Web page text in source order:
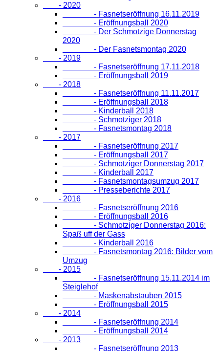
- 2020
- Fasnetseröffnung 16.11.2019
- Eröffnungsball 2020
- Der Schmotzige Donnerstag
2020
- Der Fasnetsmontag 2020
- 2019
- Fasnetseröffnung 17.11.2018
- Eröffnungsball 2019
- 2018
- Fasnetseröffnung 11.11.2017
- Eröffnungsball 2018
- Kinderball 2018
- Schmotziger 2018
- Fasnetsmontag 2018
- 2017
- Fasnetseröffnung 2017
- Eröffnungsball 2017
- Schmotziger Donnerstag 2017
- Kinderball 2017
- Fasnetsmontagsumzug 2017
- Presseberichte 2017
- 2016
- Fasnetseröffnung 2016
- Eröffnungsball 2016
- Schmotziger Donnerstag 2016:
Spaß uff der Gass
- Kinderball 2016
- Fasnetsmontag 2016: Bilder vom
Umzug
- 2015
- Fasnetseröffnung 15.11.2014 im
Steiglehof
- Maskenabstauben 2015
- Eröffnungsball 2015
- 2014
- Fasnetseröffnung 2014
- Eröffnungsball 2014
- 2013
- Fasnetseröffnung 2013